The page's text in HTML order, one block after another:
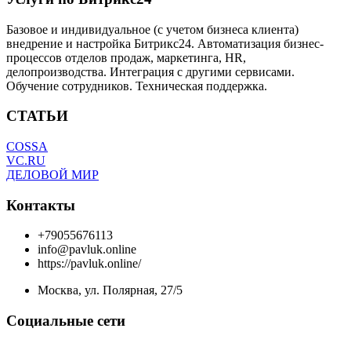
Базовое и индивидуальное (с учетом бизнеса клиента)
внедрение и настройка Битрикс24. Автоматизация бизнес-
процессов отделов продаж, маркетинга, HR,
делопроизводства. Интеграция с другими сервисами.
Обучение сотрудников. Техническая поддержка.
СТАТЬИ
COSSA
VC.RU
ДЕЛОВОЙ МИР
Контакты
+79055676113
info@pavluk.online
https://pavluk.online/
Москва, ул. Полярная, 27/5
Социальные сети